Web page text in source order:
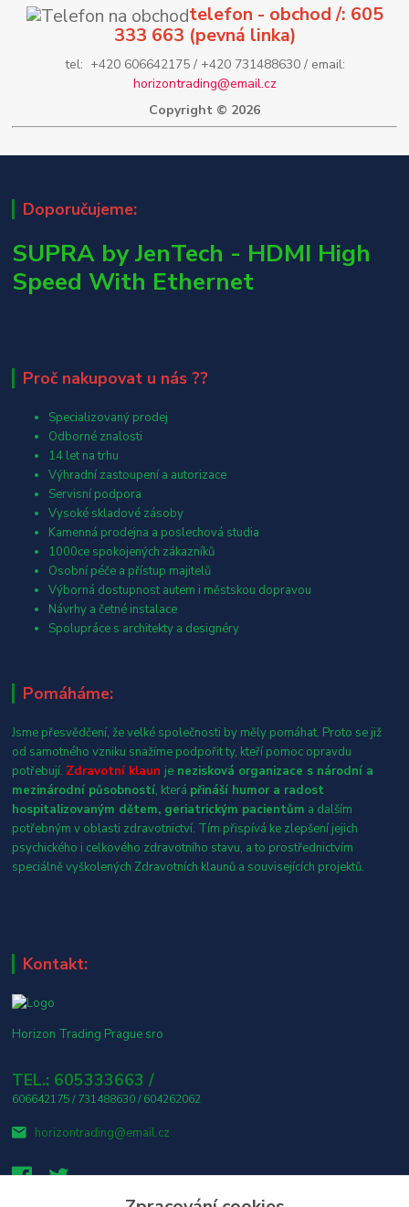
telefon - obchod /: 605
333 663 (pevná linka)
tel: +420 606642175 / +420 731488630 / email:
horizontrading@email.cz
Copyright © 2026
Doporučujeme:
SUPRA by JenTech - HDMI High
Speed With Ethernet
Proč nakupovat u nás ??
Specializovaný prodej
Odborné znalosti
14 let na trhu
Výhradní zastoupení a autorizace
Servisní podpora
Vysoké skladové zásoby
Kamenná prodejna a poslechová studia
1000ce spokojených zákazníků
Osobní péče a přístup majitelů
Výborná dostupnost autem i městskou dopravou
Návrhy a četné instalace
Spolupráce s architekty a designéry
Pomáháme:
Jsme přesvědčení, že velké společnosti by měly pomáhat. Proto se již
od samotného vzniku snažíme podpořit ty, kteří pomoc opravdu
potřebují. Zdravotní klaun je nezisková organizace s národní a
mezinárodní působností, která přináší humor a radost
hospitalizovaným dětem, geriatrickým pacientům a dalším
potřebným v oblasti zdravotnictví. Tím přispívá ke zlepšení jejich
psychického i celkového zdravotního stavu, a to prostřednictvím
speciálně vyškolených Zdravotních klaunů a souvisejících projektů.
Kontakt:
Horizon Trading Prague sro
TEL.: 605333663 /
606642175 / 731488630 / 604262062
horizontrading@email.cz